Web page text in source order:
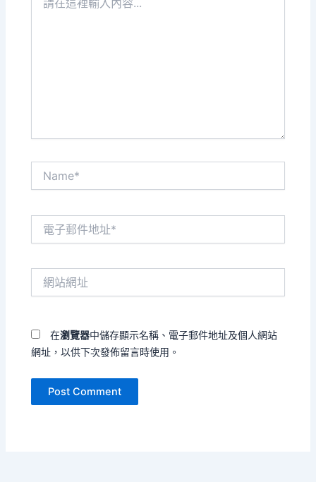
在瀏覽器中儲存顯示名稱、電子郵件地址及個人網站
網址，以供下次發佈留言時使用。